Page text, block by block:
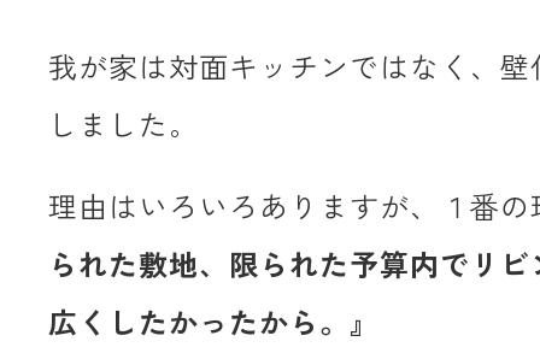
我が家は対面キッチンではなく、
しました。
理由はいろいろありますが、１番の
られた敷地、限られた予算内でリ
広くしたかったから。』